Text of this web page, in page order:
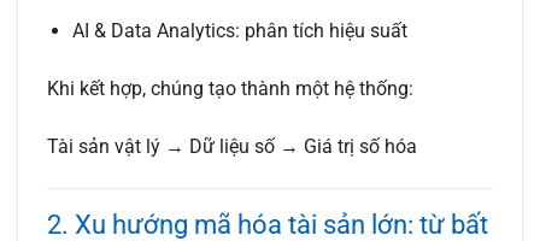
AI & Data Analytics: phân tích hiệu suất
Khi kết hợp, chúng tạo thành một hệ thống:
Tài sản vật lý → Dữ liệu số → Giá trị số hóa
2. Xu hướng mã hóa tài sản lớn: từ bất